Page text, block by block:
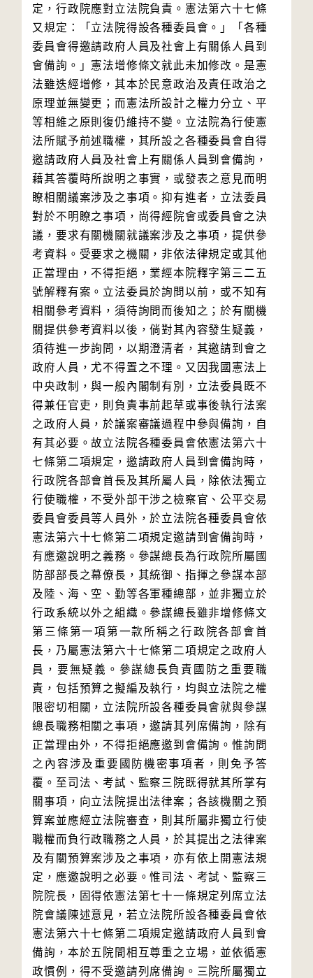
定，行政院應對立法院負責。憲法第六十七條
又規定：「立法院得設各種委員會。」「各種
委員會得邀請政府人員及社會上有關係人員到
會備詢。」憲法增修條文就此未加修改。是憲
法雖迭經增修，其本於民意政治及責任政治之
原理並無變更；而憲法所設計之權力分立、平
等相維之原則復仍維持不變。立法院為行使憲
法所賦予前述職權，其所設之各種委員會自得
邀請政府人員及社會上有關係人員到會備詢，
藉其答覆時所說明之事實，或發表之意見而明
瞭相關議案涉及之事項。抑有進者，立法委員
對於不明瞭之事項，尚得經院會或委員會之決
議，要求有關機關就議案涉及之事項，提供參
考資料。受要求之機關，非依法律規定或其他
正當理由，不得拒絕，業經本院釋字第三二五
號解釋有案。立法委員於詢問以前，或不知有
相關參考資料，須待詢問而後知之；於有關機
關提供參考資料以後，倘對其內容發生疑義，
須待進一步詢問，以期澄清者，其邀請到會之
政府人員，尤不得置之不理。又因我國憲法上
中央政制，與一般內閣制有別，立法委員既不
得兼任官吏，則負責事前起草或事後執行法案
之政府人員，於議案審議過程中參與備詢，自
有其必要。故立法院各種委員會依憲法第六十
七條第二項規定，邀請政府人員到會備詢時，
行政院各部會首長及其所屬人員，除依法獨立
行使職權，不受外部干涉之檢察官、公平交易
委員會委員等人員外，於立法院各種委員會依
憲法第六十七條第二項規定邀請到會備詢時，
有應邀說明之義務。參謀總長為行政院所屬國
防部部長之幕僚長，其統御、指揮之參謀本部
及陸、海、空、勤等各軍種總部，並非獨立於
行政系統以外之組織。參謀總長雖非增修條文
第三條第一項第一款所稱之行政院各部會首
長，乃屬憲法第六十七條第二項規定之政府人
員，要無疑義。參謀總長負責國防之重要職
責，包括預算之擬編及執行，均與立法院之權
限密切相關，立法院所設各種委員會就與參謀
總長職務相關之事項，邀請其列席備詢，除有
正當理由外，不得拒絕應邀到會備詢。惟詢問
之內容涉及重要國防機密事項者，則免予答
覆。至司法、考試、監察三院既得就其所掌有
關事項，向立法院提出法律案；各該機關之預
算案並應經立法院審查，則其所屬非獨立行使
職權而負行政職務之人員，於其提出之法律案
及有關預算案涉及之事項，亦有依上開憲法規
定，應邀說明之必要。惟司法、考試、監察三
院院長，固得依憲法第七十一條規定列席立法
院會議陳述意見，若立法院所設各種委員會依
憲法第六十七條第二項規定邀請政府人員到會
備詢，本於五院間相互尊重之立場，並依循憲
政慣例，得不受邀請列席備詢。三院所屬獨立